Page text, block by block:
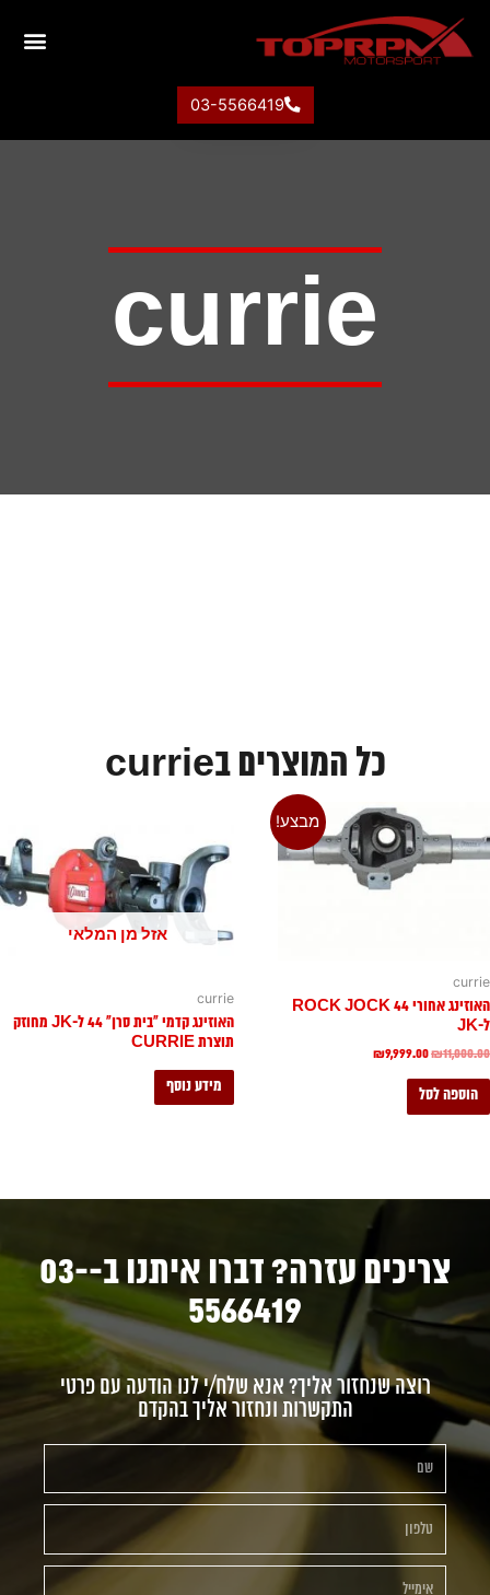
03-5566419
currie
כל המוצרים בcurrie
מבצע!
currie
האוזינג אחורי ROCK JOCK 44
ל-JK
₪11,000.00
₪9,999.00
הוספה לסל
אזל מן המלאי
currie
האוזינג קדמי "בית סרן" 44 ל-JK מחוזק
תוצרת CURRIE
מידע נוסף
צריכים עזרה? דברו איתנו ב-03-
5566419
רוצה שנחזור אליך? אנא שלח/י לנו הודעה עם פרטי
התקשרות ונחזור אליך בהקדם